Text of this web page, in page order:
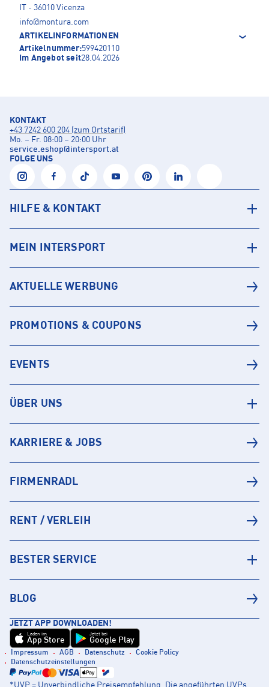
IT - 36010 Vicenza
info@montura.com
ARTIKELINFORMATIONEN
Artikelnummer:599420110
Im Angebot seit28.04.2026
KONTAKT
+43 7242 600 204 (zum Ortstarif)
Mo. – Fr. 08:00 – 20:00 Uhr
service.eshop@intersport.at
FOLGE UNS
HILFE & KONTAKT
MEIN INTERSPORT
AKTUELLE WERBUNG
PROMOTIONS & COUPONS
EVENTS
ÜBER UNS
KARRIERE & JOBS
FIRMENRADL
RENT / VERLEIH
BESTER SERVICE
BLOG
JETZT APP DOWNLOADEN!
Laden im
App Store
Jetzt bei
Google Play
Impressum AGB Datenschutz
Cookie Policy
Datenschutzeinstellungen